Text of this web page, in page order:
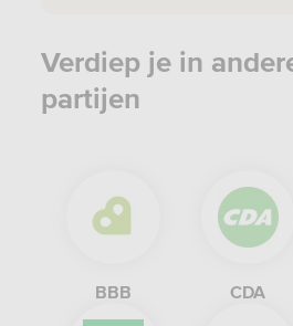
Verdiep je in
partijen
BBB CDA